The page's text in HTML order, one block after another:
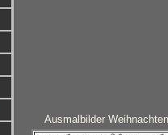
Ausmalbilder